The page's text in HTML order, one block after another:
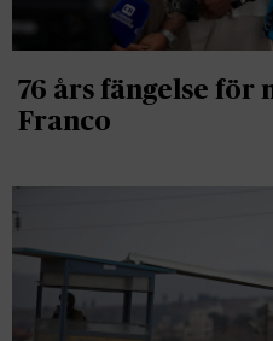
76 års fängelse för
Franco